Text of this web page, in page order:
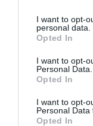
I want to opt-
personal data.
Opted In
I want to opt-
Personal Data.
Opted In
I want to opt-
Personal Data
Opted In